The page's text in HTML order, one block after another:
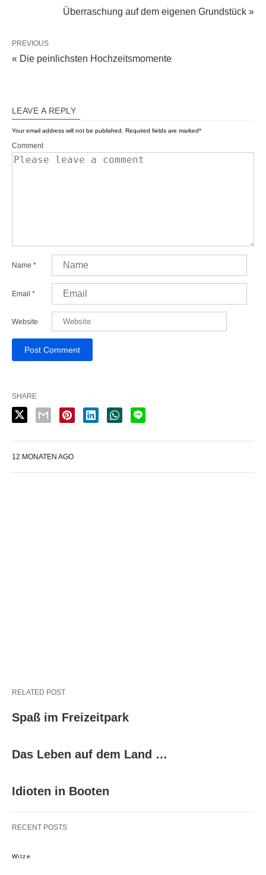
Überraschung auf dem eigenen Grundstück »
PREVIOUS
« Die peinlichsten Hochzeitsmomente
LEAVE A REPLY
Your email address will not be published. Required fields are marked*
Comment
Name *
Email *
Website
SHARE
12 MONATEN AGO
RELATED POST
Spaß im Freizeitpark
Das Leben auf dem Land …
Idioten in Booten
RECENT POSTS
Witze